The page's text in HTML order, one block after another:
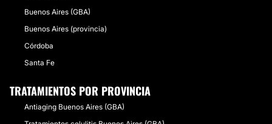
Buenos Aires (GBA)
Buenos Aires (provincia)
Córdoba
Santa Fe
TRATAMIENTOS POR PROVINCIA
Antiaging Buenos Aires (GBA)